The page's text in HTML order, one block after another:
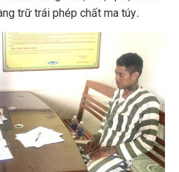
trữ trái phép chất ma túy.